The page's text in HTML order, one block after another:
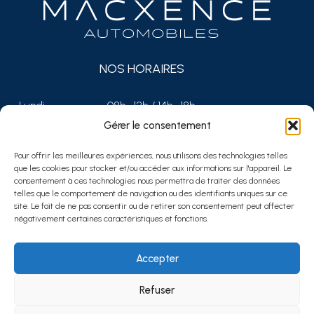
Gérer le consentement
Pour offrir les meilleures expériences, nous utilisons des technologies telles
que les cookies pour stocker et/ou accéder aux informations sur l'appareil. Le
consentement à ces technologies nous permettra de traiter des données
telles que le comportement de navigation ou des identifiants uniques sur ce
site. Le fait de ne pas consentir ou de retirer son consentement peut affecter
négativement certaines caractéristiques et fonctions.
Accepter
Refuser
NOS HORAIRES
Lundi
08h–12h / 14h–18h
08h–12h / 14h–18h
Jeudi
08h–12h / 14h–18h
Vendredi
08h–12h / 14h–17h
Samedi
Fermé
Dimanche
Fermé
NOUS CONTACTER
Pornichet et Saint-Nazaire